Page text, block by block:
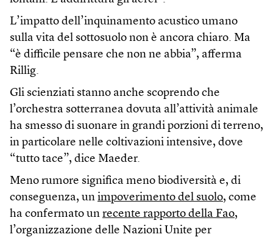
L’impatto dell’inquinamento acustico umano
sulla vita del sottosuolo non è ancora chiaro. Ma
“è difficile pensare che non ne abbia”, afferma
Rillig.
Gli scienziati stanno anche scoprendo che
l’orchestra sotterranea dovuta all’attività animale
ha smesso di suonare in grandi porzioni di terreno,
in particolare nelle coltivazioni intensive, dove
“tutto tace”, dice Maeder.
Meno rumore significa meno biodiversità e, di
conseguenza, un impoverimento del suolo, come
ha confermato un recente rapporto della Fao,
l’organizzazione delle Nazioni Unite per